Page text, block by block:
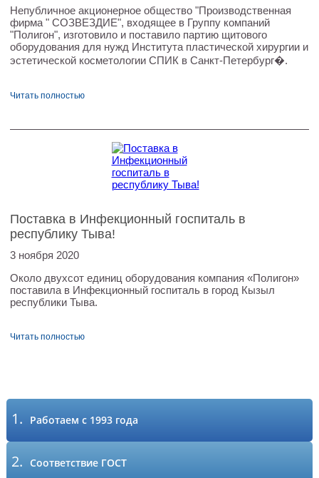
Непубличное акционерное общество "Производственная
фирма " СОЗВЕЗДИЕ", входящее в Группу компаний
"Полигон", изготовило и поставило партию щитового
оборудования для нужд Института пластической хирургии и
эстетической косметологии СПИК в Санкт-Петербург�.
Читать полностью
Поставка в Инфекционный госпиталь в
республику Тыва!
3 ноября 2020
Около двухсот единиц оборудования компания «Полигон»
поставила в Инфекционный госпиталь в город Кызыл
республики Тыва.
Читать полностью
1. Работаем с 1993 года
2. Соответствие ГОСТ